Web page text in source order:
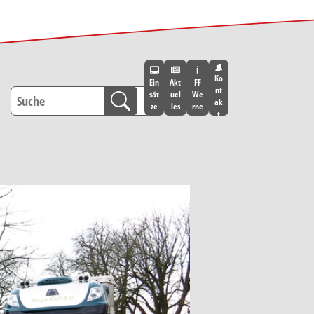
Ein
sät
ze
Akt
uel
les
FF
We
rne
Ko
nt
ak
t